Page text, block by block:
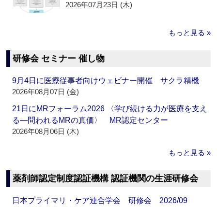
2026年07月23日 (木)
もっと見る »
研修会 セミナー 催し物
9月4日に医療従事者向けウェビナー開催 サクラ精機
2026年08月07日 (金)
21日にMRフォーラム2026 〈学び続ける力が医療を支え
る―問われるMRの真価〉 MR認定センター
2026年08月06日 (木)
もっと見る »
薬剤師認定制度認証機構 認証機関の生涯研修会
日本プライマリ・ケア連合学会 研修会 2026/09